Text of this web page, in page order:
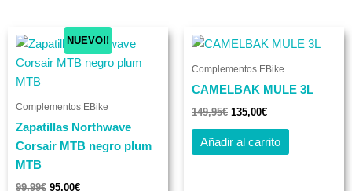
NUEVO!!
Complementos EBike
Zapatillas Northwave
Corsair MTB negro plum
MTB
99,99€
precio
original
95,00€
precio
actual
variantes.
opciones
Complementos EBike
CAMELBAK MULE 3L
149,95€
precio
era:
149,95€.
135,00€
precio
es:
135,00€.
Añadir al carrito